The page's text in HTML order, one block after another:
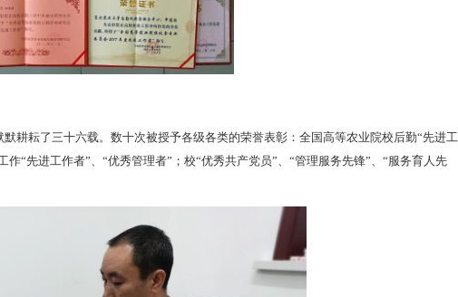
耕耘了三十六载。数十次被授予各级各类的荣誉表彰：全国高等农业院校后勤“先进工
“先进工作者”、“优秀管理者”；校“优秀共产党员”、“管理服务先锋”、“服务育人先